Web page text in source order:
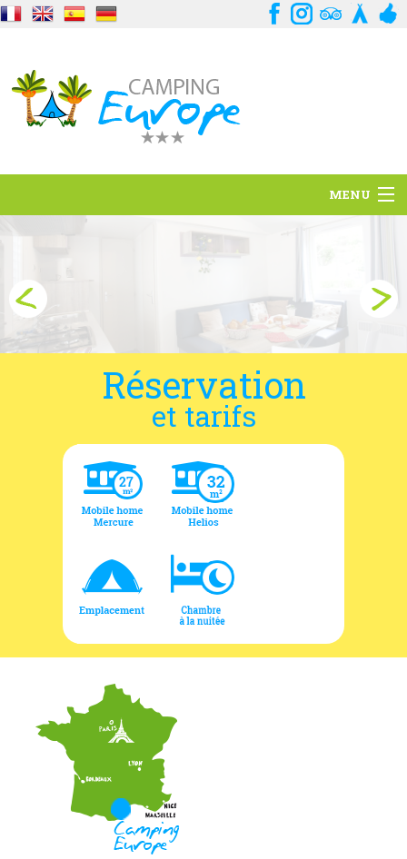
MENU
Situation
Ambiance
Services
Coordonnées et accès
Formulaire de contact
Documentations
Mobile home et tarifs
Emplacement et tarifs
Chambre à la nuitée et tarifs
Réservation
et tarifs